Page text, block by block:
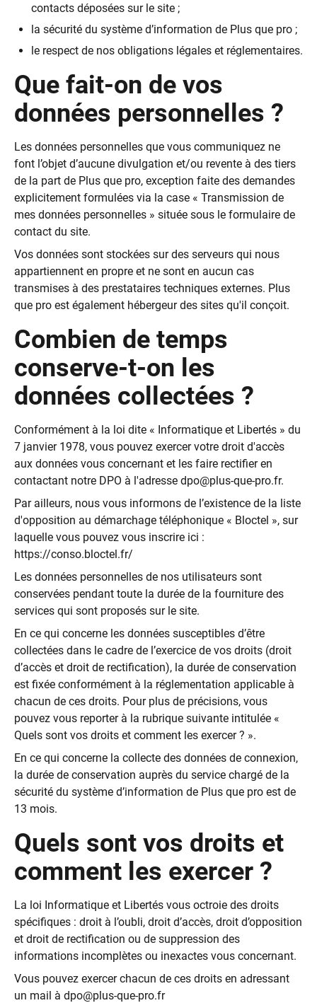
contacts déposées sur le site ;
la sécurité du système d’information de Plus que pro ;
le respect de nos obligations légales et réglementaires.
Que fait-on de vos
données personnelles ?
Les données personnelles que vous communiquez ne
font l’objet d’aucune divulgation et/ou revente à des tiers
de la part de Plus que pro, exception faite des demandes
explicitement formulées via la case « Transmission de
mes données personnelles » située sous le formulaire de
contact du site.
Vos données sont stockées sur des serveurs qui nous
appartiennent en propre et ne sont en aucun cas
transmises à des prestataires techniques externes. Plus
que pro est également hébergeur des sites qu'il conçoit.
Combien de temps
conserve-t-on les
données collectées ?
Conformément à la loi dite « Informatique et Libertés » du
7 janvier 1978, vous pouvez exercer votre droit d'accès
aux données vous concernant et les faire rectifier en
contactant notre DPO à l'adresse dpo@plus-que-pro.fr.
Par ailleurs, nous vous informons de l’existence de la liste
d'opposition au démarchage téléphonique « Bloctel », sur
laquelle vous pouvez vous inscrire ici :
https://conso.bloctel.fr/
Les données personnelles de nos utilisateurs sont
conservées pendant toute la durée de la fourniture des
services qui sont proposés sur le site.
En ce qui concerne les données susceptibles d’être
collectées dans le cadre de l’exercice de vos droits (droit
d’accès et droit de rectification), la durée de conservation
est fixée conformément à la réglementation applicable à
chacun de ces droits. Pour plus de précisions, vous
pouvez vous reporter à la rubrique suivante intitulée «
Quels sont vos droits et comment les exercer ? ».
En ce qui concerne la collecte des données de connexion,
la durée de conservation auprès du service chargé de la
sécurité du système d’information de Plus que pro est de
13 mois.
Quels sont vos droits et
comment les exercer ?
La loi Informatique et Libertés vous octroie des droits
spécifiques : droit à l’oubli, droit d’accès, droit d’opposition
et droit de rectification ou de suppression des
informations incomplètes ou inexactes vous concernant.
Vous pouvez exercer chacun de ces droits en adressant
un mail à dpo@plus-que-pro.fr